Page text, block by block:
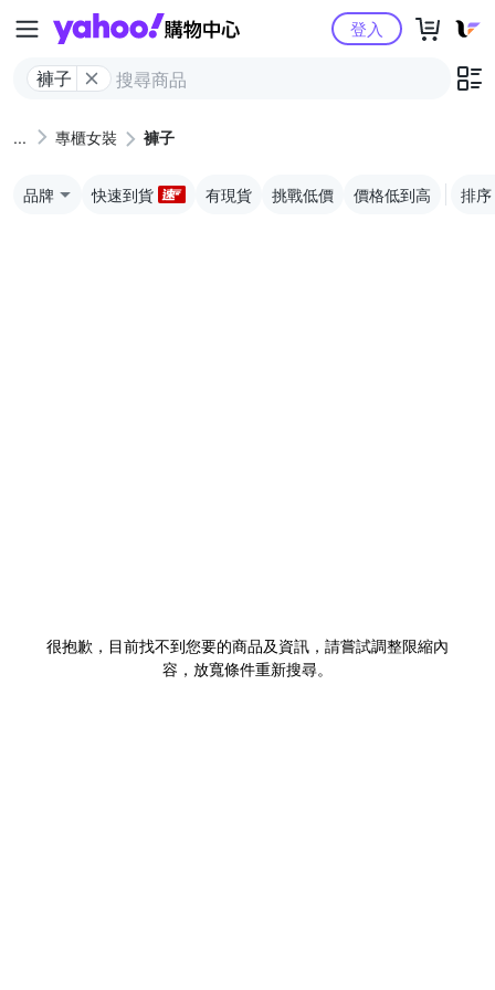
Yahoo購物中心
褲子
登入
專櫃女裝 褲子
品牌 快速到貨 有現貨 挑戰低價 價格低到高 排序
很抱歉，目前找不到您要的商品及資訊，請嘗試調整限縮內
容，放寬條件重新搜尋。